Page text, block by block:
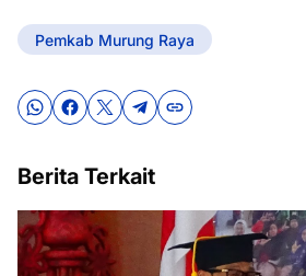
Pemkab Murung Raya
Berita Terkait